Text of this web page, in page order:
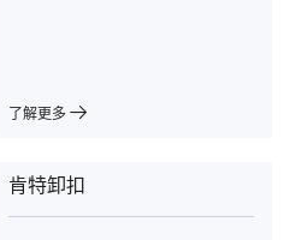
了解更多
肯特卸扣